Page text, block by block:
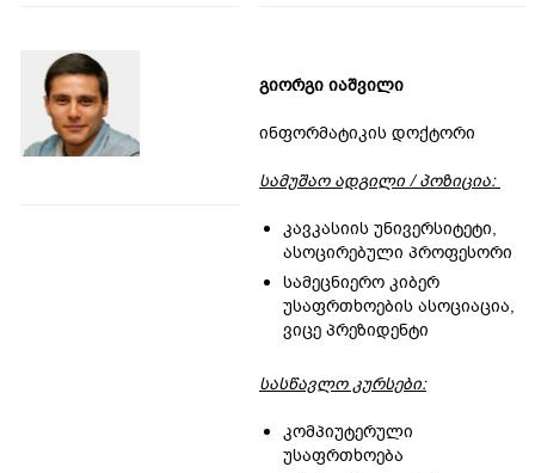
გიორგი იაშვილი
ინფორმატიკის დოქტორი
სამუშაო ადგილი / პოზიცია:
კავკასიის უნივერსიტეტი,
ასოცირებული პროფესორი
სამეცნიერო კიბერ
უსაფრთხოების ასოციაცია,
ვიცე პრეზიდენტი
სასწავლო კურსები:
კომპიუტერული
უსაფრთხოება